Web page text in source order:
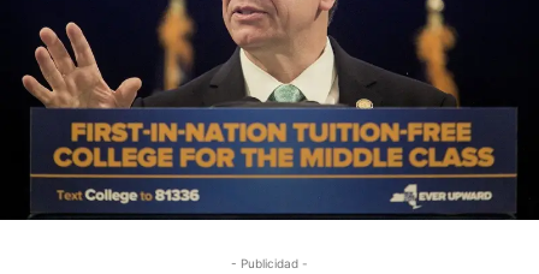
- Publicidad -